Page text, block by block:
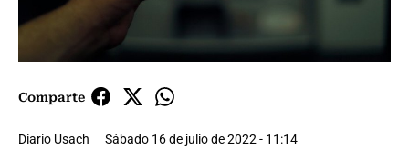
Comparte
Diario Usach Sábado 16 de julio de 2022 - 11:14